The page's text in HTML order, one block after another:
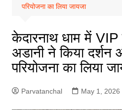
परियोजना का लिया जायजा
केदारनाथ धाम में VIP
अडानी ने किया दर्शन
परियोजना का लिया
Parvatanchal May 1, 2026